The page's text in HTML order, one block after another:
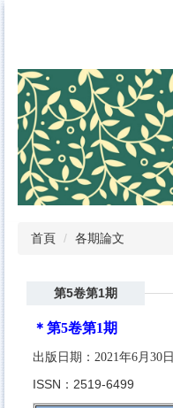
要
內
區
首頁 各期論文
第5卷第1期
＊第5卷第1期
出版日期：2021年6月30日
ISSN：2519-6499